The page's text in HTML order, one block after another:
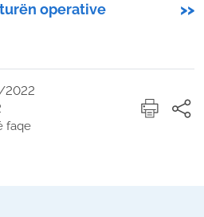
operative >>
2022
faqe